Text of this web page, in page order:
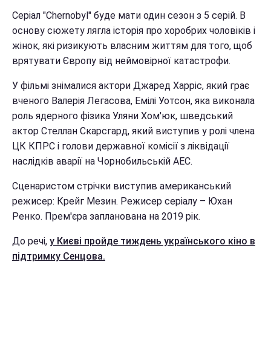
Серіал "Chernobyl" буде мати один сезон з 5 серій. В
основу сюжету лягла історія про хоробрих чоловіків і
жінок, які ризикують власним життям для того, щоб
врятувати Європу від неймовірної катастрофи.
У фільмі знімалися актори Джаред Харріс, який грає
вченого Валерія Легасова, Емілі Уотсон, яка виконала
роль ядерного фізика Уляни Хом'юк, шведський
актор Стеллан Скарсгард, який виступив у ролі члена
ЦК КПРС і голови державної комісії з ліквідації
наслідків аварії на Чорнобильській АЕС.
Сценаристом стрічки виступив американський
режисер: Крейг Мезин. Режисер серіалу – Юхан
Ренко. Прем'єра запланована на 2019 рік.
До речі, у Києві пройде тиждень українського кіно в
підтримку Сенцова.